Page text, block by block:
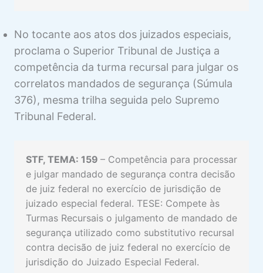
No tocante aos atos dos juizados especiais,
proclama o Superior Tribunal de Justiça a
competência da turma recursal para julgar os
correlatos mandados de segurança (Súmula
376), mesma trilha seguida pelo Supremo
Tribunal Federal.
STF, TEMA: 159 – Competência para processar
e julgar mandado de segurança contra decisão
de juiz federal no exercício de jurisdição de
juizado especial federal. TESE: Compete às
Turmas Recursais o julgamento de mandado de
segurança utilizado como substitutivo recursal
contra decisão de juiz federal no exercício de
jurisdição do Juizado Especial Federal.